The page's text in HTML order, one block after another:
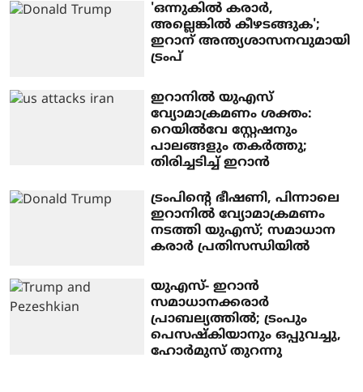
'ഒന്നുകില്‍ കരാര്‍,
അല്ലെങ്കില്‍ കീഴടങ്ങുക';
ഇറാന് അന്ത്യശാസനവുമായി
ട്രംപ്
ഇറാനില്‍ യുഎസ്
വ്യോമാക്രമണം ശക്തം:
റെയില്‍വേ സ്റ്റേഷനും
പാലങ്ങളും തകര്‍ത്തു;
തിരിച്ചടിച്ച് ഇറാന്‍
ട്രംപിന്റെ ഭീഷണി, പിന്നാലെ
ഇറാനില്‍ വ്യോമാക്രമണം
നടത്തി യുഎസ്; സമാധാന
കരാര്‍ പ്രതിസന്ധിയില്‍
യുഎസ്- ഇറാന്‍
സമാധാനക്കരാര്‍
പ്രാബല്യത്തില്‍; ട്രംപും
പെസഷ്‌കിയാനും ഒപ്പുവച്ചു,
ഹോര്‍മുസ് തുറന്നു